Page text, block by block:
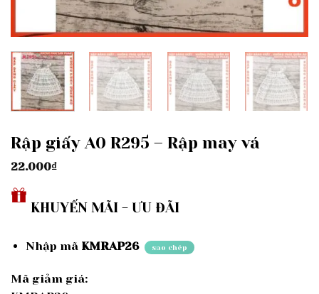
Rập giấy A0 R295 – Rập may vá
22.000₫
KHUYẾN MÃI - ƯU ĐÃI
Nhập mã KMRAP26 sao chép
Mã giảm giá: